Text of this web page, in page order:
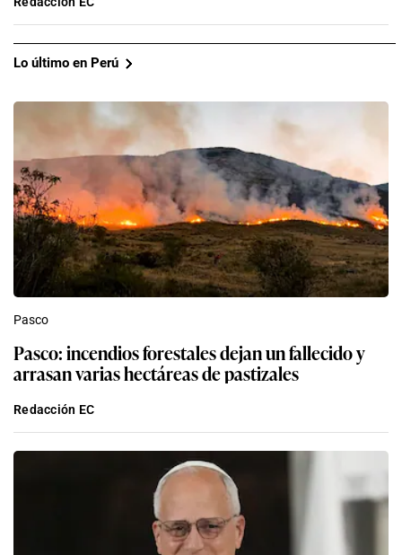
Lo último en Perú
Pasco
Pasco: incendios forestales dejan un fallecido y
arrasan varias hectáreas de pastizales
Redacción EC